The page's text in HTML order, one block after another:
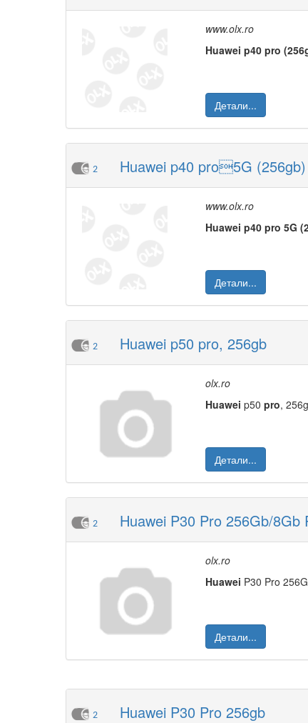
www.olx.ro
Huawei p40 pro
Детали...
2 Huawei p40 pro5G (256gb)
www.olx.ro
Huawei p40 pro 5G
Детали...
2 Huawei p50 pro, 256gb
olx.ro
Huawei p50 pro,
Детали...
2 Huawei P30 Pro 256Gb/8Gb
olx.ro
Huawei P30 Pro
Детали...
2 Huawei P30 Pro 256gb